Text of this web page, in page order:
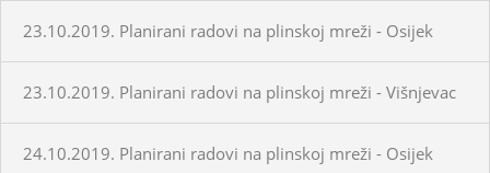
23.10.2019. Planirani radovi na plinskoj mreži - Osijek
23.10.2019. Planirani radovi na plinskoj mreži - Višnjevac
24.10.2019. Planirani radovi na plinskoj mreži - Osijek